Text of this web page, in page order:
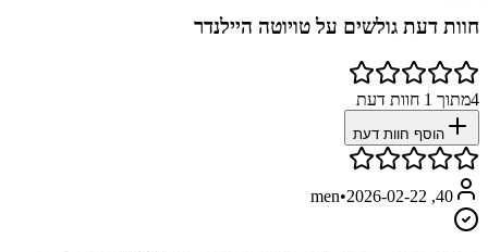
חוות דעת גולשים על טויוטה היילנדר
4מתוך 1 חוות דעת
הוסף חוות דעת
40, men
•2026-02-22